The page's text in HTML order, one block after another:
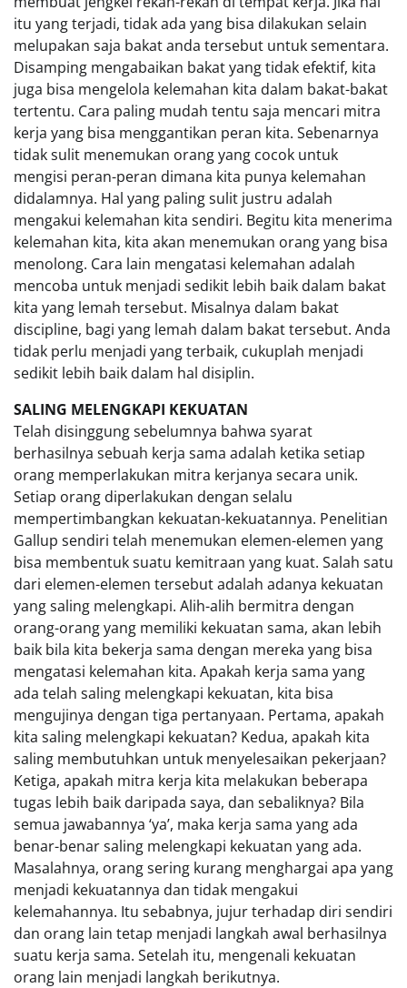
itu yang terjadi, tidak ada yang bisa dilakukan selain
melupakan saja bakat anda tersebut untuk sementara.
Disamping mengabaikan bakat yang tidak efektif, kita
juga bisa mengelola kelemahan kita dalam bakat-bakat
tertentu. Cara paling mudah tentu saja mencari mitra
kerja yang bisa menggantikan peran kita. Sebenarnya
tidak sulit menemukan orang yang cocok untuk
mengisi peran-peran dimana kita punya kelemahan
didalamnya. Hal yang paling sulit justru adalah
mengakui kelemahan kita sendiri. Begitu kita menerima
kelemahan kita, kita akan menemukan orang yang bisa
menolong. Cara lain mengatasi kelemahan adalah
mencoba untuk menjadi sedikit lebih baik dalam bakat
kita yang lemah tersebut. Misalnya dalam bakat
discipline, bagi yang lemah dalam bakat tersebut. Anda
tidak perlu menjadi yang terbaik, cukuplah menjadi
sedikit lebih baik dalam hal disiplin.
SALING MELENGKAPI KEKUATAN
Telah disinggung sebelumnya bahwa syarat
berhasilnya sebuah kerja sama adalah ketika setiap
orang memperlakukan mitra kerjanya secara unik.
Setiap orang diperlakukan dengan selalu
mempertimbangkan kekuatan-kekuatannya. Penelitian
Gallup sendiri telah menemukan elemen-elemen yang
bisa membentuk suatu kemitraan yang kuat. Salah satu
dari elemen-elemen tersebut adalah adanya kekuatan
yang saling melengkapi. Alih-alih bermitra dengan
orang-orang yang memiliki kekuatan sama, akan lebih
baik bila kita bekerja sama dengan mereka yang bisa
mengatasi kelemahan kita. Apakah kerja sama yang
ada telah saling melengkapi kekuatan, kita bisa
mengujinya dengan tiga pertanyaan. Pertama, apakah
kita saling melengkapi kekuatan? Kedua, apakah kita
saling membutuhkan untuk menyelesaikan pekerjaan?
Ketiga, apakah mitra kerja kita melakukan beberapa
tugas lebih baik daripada saya, dan sebaliknya? Bila
semua jawabannya ‘ya’, maka kerja sama yang ada
benar-benar saling melengkapi kekuatan yang ada.
Masalahnya, orang sering kurang menghargai apa yang
menjadi kekuatannya dan tidak mengakui
kelemahannya. Itu sebabnya, jujur terhadap diri sendiri
dan orang lain tetap menjadi langkah awal berhasilnya
suatu kerja sama. Setelah itu, mengenali kekuatan
orang lain menjadi langkah berikutnya.